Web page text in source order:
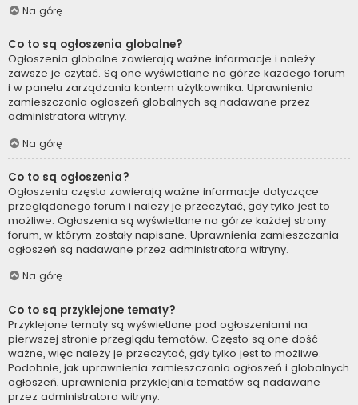
Na górę
Co to są ogłoszenia globalne?
Ogłoszenia globalne zawierają ważne informacje i należy
zawsze je czytać. Są one wyświetlane na górze każdego forum
i w panelu zarządzania kontem użytkownika. Uprawnienia
zamieszczania ogłoszeń globalnych są nadawane przez
administratora witryny.
Na górę
Co to są ogłoszenia?
Ogłoszenia często zawierają ważne informacje dotyczące
przeglądanego forum i należy je przeczytać, gdy tylko jest to
możliwe. Ogłoszenia są wyświetlane na górze każdej strony
forum, w którym zostały napisane. Uprawnienia zamieszczania
ogłoszeń są nadawane przez administratora witryny.
Na górę
Co to są przyklejone tematy?
Przyklejone tematy są wyświetlane pod ogłoszeniami na
pierwszej stronie przeglądu tematów. Często są one dość
ważne, więc należy je przeczytać, gdy tylko jest to możliwe.
Podobnie, jak uprawnienia zamieszczania ogłoszeń i globalnych
ogłoszeń, uprawnienia przyklejania tematów są nadawane
przez administratora witryny.